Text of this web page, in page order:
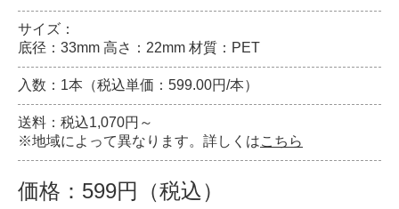
サイズ：
底径：33mm 高さ：22mm 材質：PET
入数：1本（税込単価：599.00円/本）
送料：税込1,070円～
※地域によって異なります。詳しくはこちら
価格：599円（税込）